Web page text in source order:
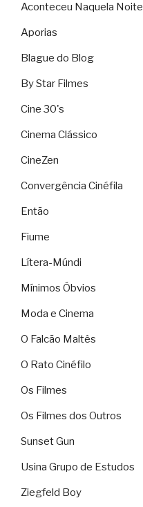
Aconteceu Naquela Noite
Aporias
Blague do Blog
By Star Filmes
Cine 30's
Cinema Clássico
CineZen
Convergência Cinéfila
Então
Fiume
Lítera-Múndi
Mínimos Óbvios
Moda e Cinema
O Falcão Maltês
O Rato Cinéfilo
Os Filmes
Os Filmes dos Outros
Sunset Gun
Usina Grupo de Estudos
Ziegfeld Boy